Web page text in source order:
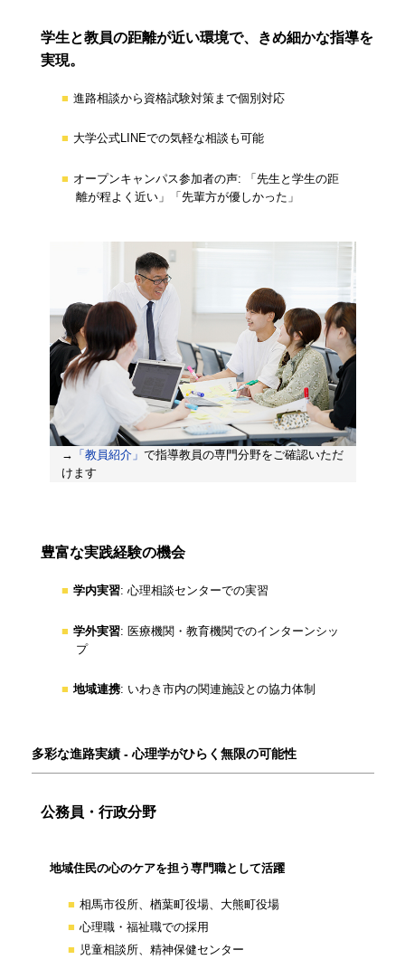
学生と教員の距離が近い環境で、きめ細かな指導を
実現。
進路相談から資格試験対策まで個別対応
大学公式LINEでの気軽な相談も可能
オープンキャンパス参加者の声: 「先生と学生の距
離が程よく近い」「先輩方が優しかった」
→ 「教員紹介」 で指導教員の専門分野をご確認いただ
けます
豊富な実践経験の機会
学内実習: 心理相談センターでの実習
学外実習: 医療機関・教育機関でのインターンシッ
プ
地域連携: いわき市内の関連施設との協力体制
多彩な進路実績 - 心理学がひらく無限の可能性
公務員・行政分野
地域住民の心のケアを担う専門職として活躍
相馬市役所、楢葉町役場、大熊町役場
心理職・福祉職での採用
児童相談所、精神保健センター